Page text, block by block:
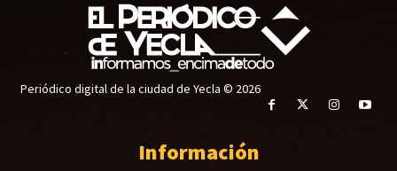
Periódico digital de la ciudad de Yecla © 2026
Información